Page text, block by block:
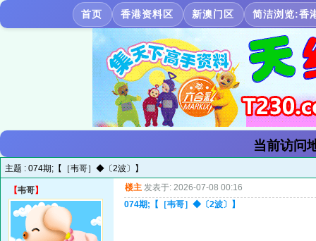
首页 香港资料区 新澳门区 简洁浏览:香
当前访问
主题 : 074期;【［韦哥］◆〔2波〕】
【韦哥】 楼主 发表于: 2026-07-08 00:16
074期;【［韦哥］◆〔2波〕】